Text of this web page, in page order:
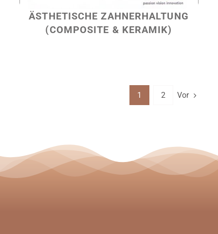
ÄSTHETISCHE ZAHNERHALTUNG
(COMPOSITE & KERAMIK)
1 2 Vor